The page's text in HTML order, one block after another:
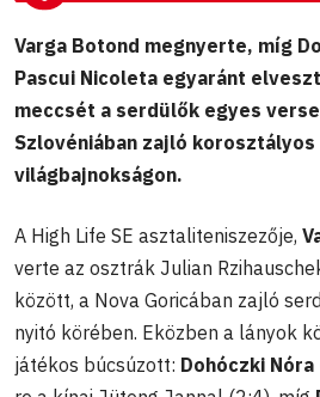
Varga Botond megnyerte, míg
Pascui Nicoleta egyaránt
meccsét a serdülők egyes
Szlovéniában zajló
világbajnokságon.
A High Life SE asztaliteniszezője,
verte az osztrák Julian
között, a Nova Goricában zajló
nyitó körében. Eközben a lányok
játékos búcsúzott: Dohóczki Nóra